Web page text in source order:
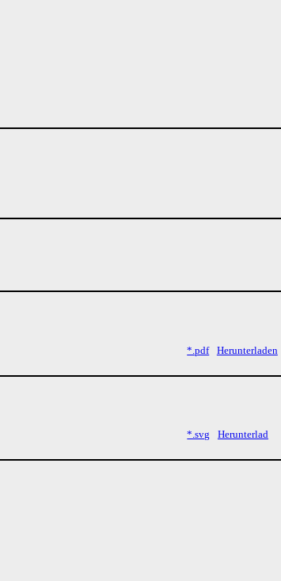
*.pdf
Herunterladen
*.svg
Herunterlad